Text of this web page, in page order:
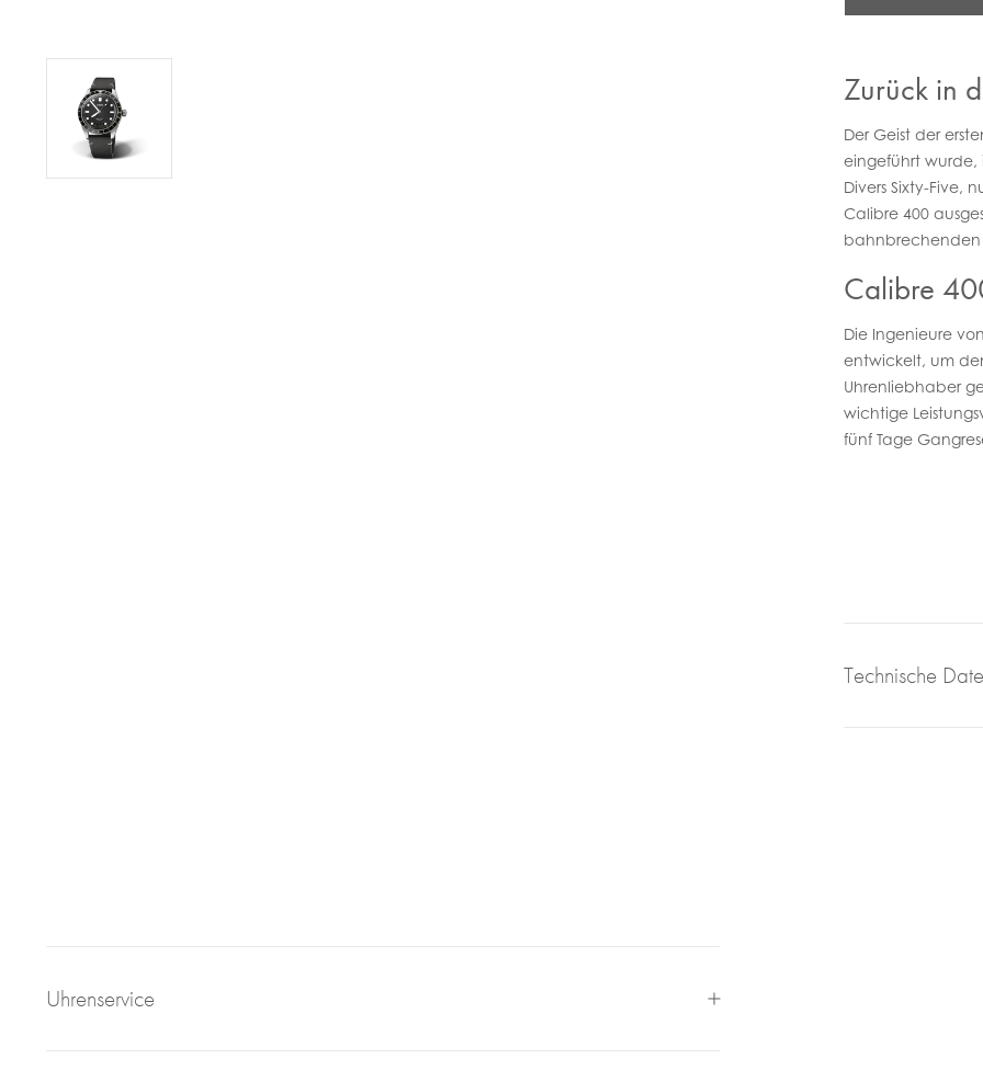
Zurück in
Der Geist der
eingeführt wurde,
Divers Sixty-Five,
Calibre 400
bahnbrechenden
Calibre
Die Ingenieure
entwickelt, um
Uhrenliebhaber
wichtige
fünf Tage
Technische
Uhrenservice